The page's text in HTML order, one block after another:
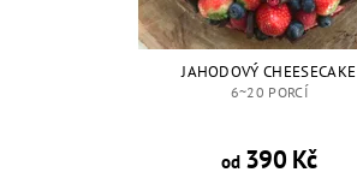
JAHODOVÝ CHEESECAKE
6~20 PORCÍ
od390 Kč